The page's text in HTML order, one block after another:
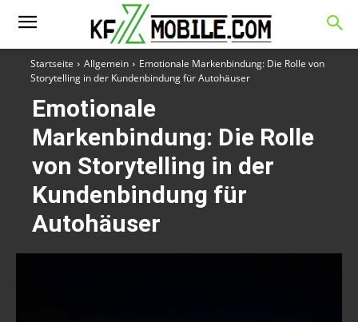
Startseite Allgemein
Emotionale Markenbindung: Die Rolle von
Storytelling in der Kundenbindung für Autohäuser
Emotionale
Markenbindung: Die Rolle
von Storytelling in der
Kundenbindung für
Autohäuser